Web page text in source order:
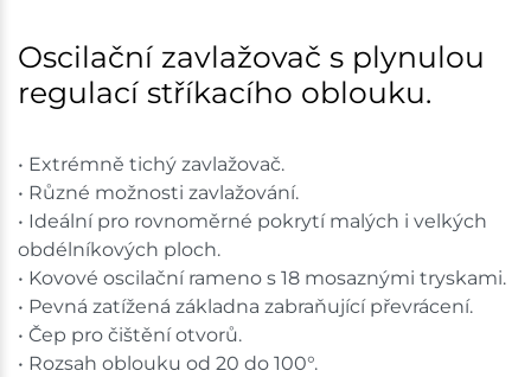
Skladem na prodejně - doručení do 7 dnů
Skuteč
Skladem na prodejně - doručení do 7 dnů
3 ks
Skladové množství na prodejnách je pouze orientační.
Ceny na prodejnách se mohou lišit od cen na e-
shopu.
Oscilační zavlažovač s plynulou
regulací stříkacího oblouku.
• Extrémně tichý zavlažovač.
• Různé možnosti zavlažování.
• Ideální pro rovnoměrné pokrytí malých i velkých
obdélníkových ploch.
• Kovové oscilační rameno s 18 mosaznými tryskami.
• Pevná zatížená základna zabraňující převrácení.
• Čep pro čištění otvorů.
• Rozsah oblouku od 20 do 100°.